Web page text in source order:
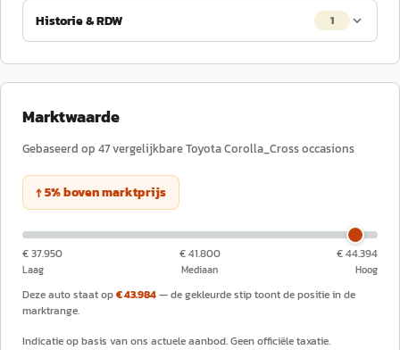
Historie & RDW 1
Marktwaarde
Gebaseerd op 47vergelijkbareToyotaCorolla_Crossoccasions
↑5%bovenmarktprijs
€ 37.950
Laag
€ 41.800
Mediaan
€ 44.394
Hoog
Deze auto staat op€ 43.984— de gekleurde stip toont de positie in de
marktrange.
Indicatie op basis van ons actuele aanbod. Geen officiële taxatie.